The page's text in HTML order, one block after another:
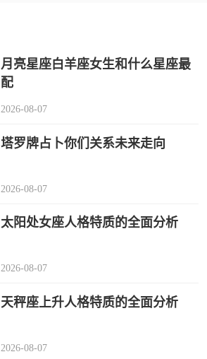
月亮星座白羊座女生和什么星座最
配
2026-08-07
塔罗牌占卜你们关系未来走向
2026-08-07
太阳处女座人格特质的全面分析
2026-08-07
天秤座上升人格特质的全面分析
2026-08-07